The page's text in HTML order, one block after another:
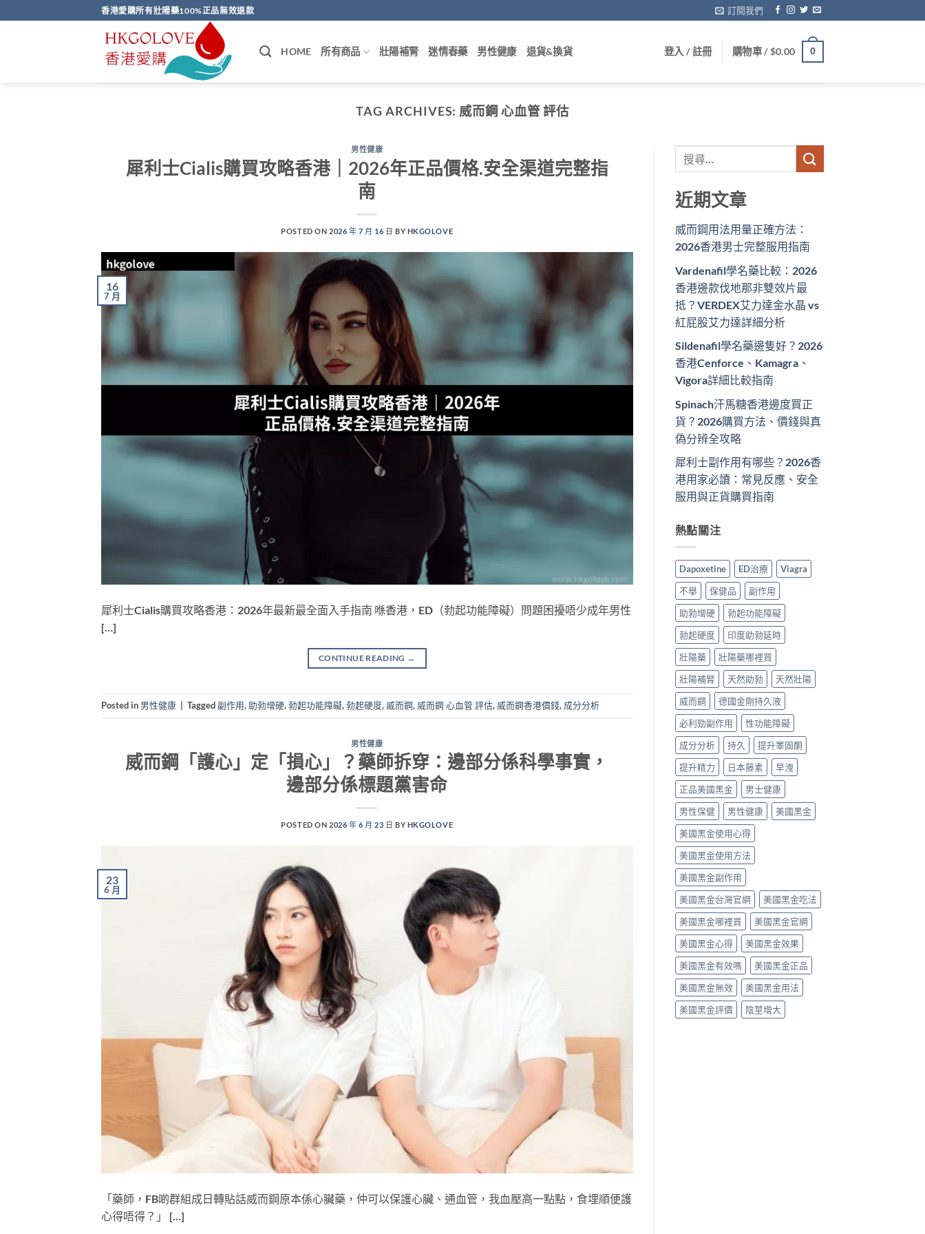
to
香港愛購所有壯陽藥100%正品無效退款 訂閱我們
HOME 所有商品 壯陽補腎 迷情春藥 男性健康 退貨&換貨 登入 / 註冊 購物車 /$0.00 0
TAG ARCHIVES: 威而鋼 心血管 評估
男性健康
犀利士Cialis購買攻略香港｜2026年正品價格.安全渠道完整指
南
POSTED ON 2026 年 7 月 16 日 BY HKGOLOVE
16
7 月
犀利士Cialis購買攻略香港：2026年最新最全面入手指南 喺香港，ED（勃起功能障礙）問題困擾唔少成年男性
[…]
CONTINUE READING →
Posted in 男性健康 Tagged副作用, 助勃增硬,勃起功能障礙,勃起硬度, 威而鋼, 威而鋼 心血管 評估, 威而鋼香港價錢, 成分分析
男性健康
威而鋼「護心」定「損心」？藥師拆穿：邊部分係科學事實，
邊部分係標題黨害命
POSTED ON 2026 年 6 月 23 日 BY HKGOLOVE
23
6 月
「藥師，FB啲群組成日轉貼話威而鋼原本係心臟藥，仲可以保護心臟、通血管，我血壓高一點點，食埋順便護
心得唔得？」 […]
近期文章
威而鋼用法用量正確方法：
2026香港男士完整服用指南
Vardenafil學名藥比較：2026
香港邊款伐地那非雙效片最
抵？VERDEX艾力達金水晶 vs
紅屁股艾力達詳細分析
Sildenafil學名藥邊隻好？2026
香港Cenforce、Kamagra、
Vigora詳細比較指南
Spinach汗馬糖香港邊度買正
貨？2026購買方法、價錢與真
偽分辨全攻略
犀利士副作用有哪些？2026香
港用家必讀：常見反應、安全
服用與正貨購買指南
熱點關注
Dapoxetine ED治療
Viagra
不舉
保健品
副作用
助勃增硬
勃起功能障礙
勃起硬度
印度助勃延時
壯陽藥
壯陽藥哪裡買
壯陽補腎
天然助勃
天然壯陽
威而鋼
德國金剛持久液
必利勁副作用
性功能障礙
成分分析
持久
提升睪固酮
提升精力
日本藤素
早洩
正品美國黑金
男士健康
男性保健
男性健康
美國黑金
美國黑金使用心得
美國黑金使用方法
美國黑金副作用
美國黑金台灣官網
美國黑金吃法
美國黑金哪裡買
美國黑金官網
美國黑金心得
美國黑金效果
美國黑金有效嗎
美國黑金正品
美國黑金無效
美國黑金用法
美國黑金評價
陰莖增大